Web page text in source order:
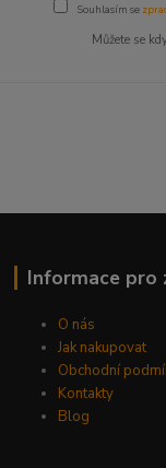
Souhlasím se
Můžete se
Informace pro
O nás
Jak nakupovat
Obchodní
Kontakty
Blog